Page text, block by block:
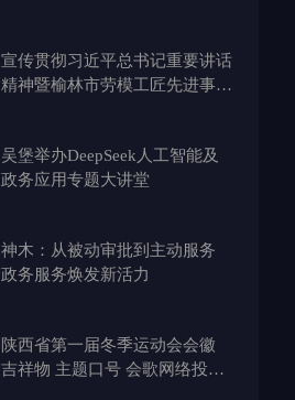
宣传贯彻习近平总书记重要讲话
精神暨榆林市劳模工匠先进事迹
吴堡举办DeepSeek人工智能及
政务应用专题大讲堂
神木：从被动审批到主动服务
政务服务焕发新活力
陕西省第一届冬季运动会会徽
吉祥物 主题口号 会歌网络投票